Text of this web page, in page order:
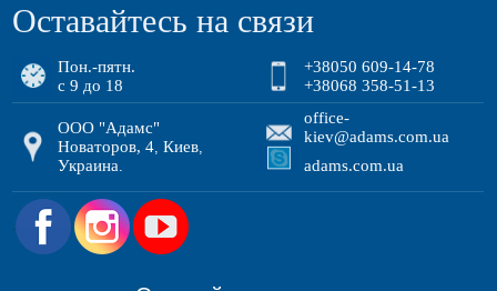
Оставайтесь на связи
Пон.-пятн.
с 9 до 18
+38050 609-14-78
+38068 358-51-13
ООО "Адамс"
Новаторов, 4 ,Киев
Украина
office-
kiev@adams.com.ua
adams.com.ua
.